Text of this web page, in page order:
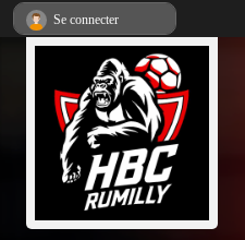
Se connecter
Panneau de gestion des cookies